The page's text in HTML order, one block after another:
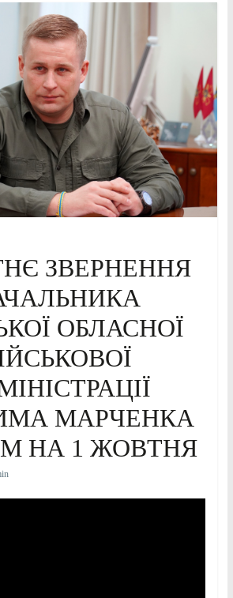
ЗВЕРНЕННЯ
ОБЛАСНОЇ
МАРЧЕНКА
НА 1 ЖОВТНЯ